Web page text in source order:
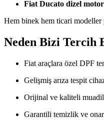
Fiat Ducato dizel
Hem binek hem ticari modeller
Neden Bizi Tercih
Fiat araçlara özel DPF
Gelişmiş arıza tespit
Orijinal ve kaliteli
Garantili temizlik ve